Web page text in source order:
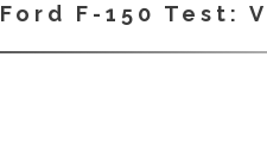
Ford F-150 Test: